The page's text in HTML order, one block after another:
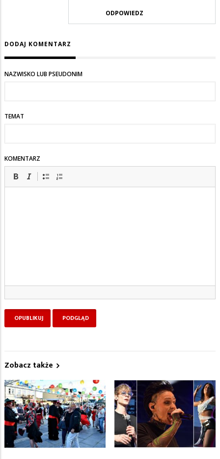
na
wschodzie
bez
ODPOWIEDZ
DODAJ KOMENTARZ
NAZWISKO LUB PSEUDONIM
TEMAT
KOMENTARZ
Zobacz także